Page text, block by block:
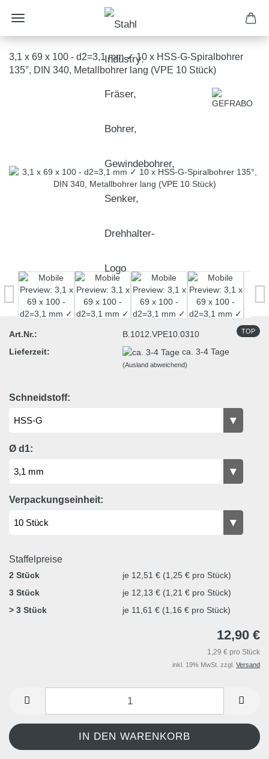
3,1 x 69 x 100 - d2=3,1 mm ✓ 10 x HSS-G-Spiralbohrer
135°, DIN 340, Metallbohrer lang (VPE 10 Stück)
TOP
Art.Nr.:
B.1012.VPE10.0310
Lieferzeit:
ca. 3-4 Tage
(Ausland abweichend)
Schneidstoff:
Ø d1:
Verpackungseinheit:
Staffelpreise
2 Stück
je 12,51 € (1,25 € pro Stück)
3 Stück
je 12,13 € (1,21 € pro Stück)
> 3 Stück
je 11,61 € (1,16 € pro Stück)
12,90 €
1,29 € pro Stück
inkl. 19% MwSt. zzgl. Versand